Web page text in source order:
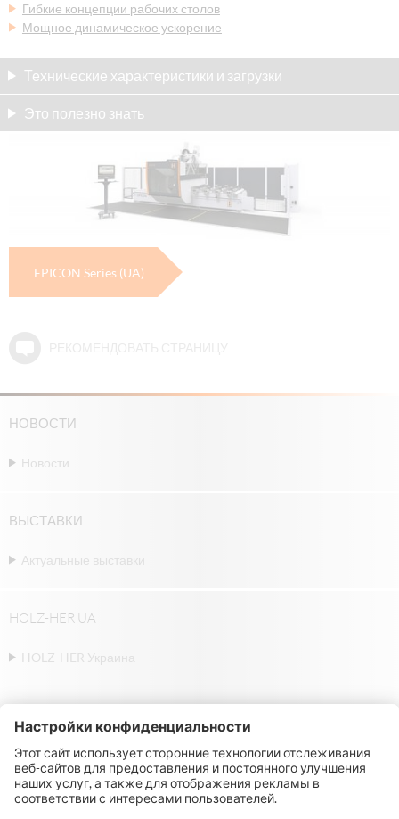
Гибкие концепции рабочих столов
Мощное динамическое ускорение
Технические характеристики и загрузки
Это полезно знать
EPICON Series (UA)
НОВОСТИ
Новости
ВЫСТАВКИ
Актуальные выставки
HOLZ-HER UA
HOLZ-HER Украина